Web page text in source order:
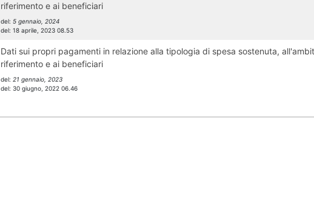
riferimento e ai beneficiari
del: 5 gennaio, 2024
del: 18 aprile, 2023 08.53
Dati sui propri pagamenti in relazione alla tipologia di spesa sostenuta,
riferimento e ai beneficiari
del: 21 gennaio, 2023
del: 30 giugno, 2022 06.46